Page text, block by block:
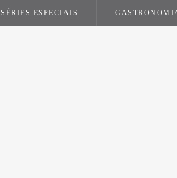
SÉRIES ESPECIAIS